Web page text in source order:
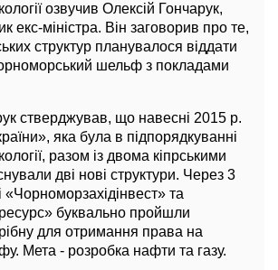
озвучив Олексій Гончарук,
екс-міністра. Він заговорив про те,
структур планувалося віддати
шельф з покладами
стверджував, що навесні 2015 р.
яка була в підпорядкуванні
разом із двома кіпрськими
дві нові структури. Через 3
«Чорноморзахідінвест» та
буквально пройшли
для отримання права на
Мета - розробка нафти та газу.